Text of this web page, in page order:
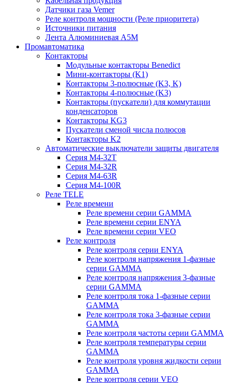
Датчики газа Vemer
Реле контроля мощности (Реле приоритета)
Источники питания
Лента Алюминиевая А5М
Промавтоматика
Контакторы
Модульные контакторы Benedict
Мини-контакторы (K1)
Контакторы 3-полюсные (K3, K)
Контакторы 4-полюсные (K3)
Контакторы (пускатели) для коммутации
конденсаторов
Контакторы KG3
Пускатели сменой числа полюсов
Контакторы K2
Автоматические выключатели защиты двигателя
Серия M4-32T
Серия M4-32R
Серия M4-63R
Серия M4-100R
Реле TELE
Реле времени
Реле времени серии GAMMA
Реле времени серии ENYA
Реле времени серии VEO
Реле контроля
Реле контроля серии ENYA
Реле контроля напряжения 1-фазные
серии GAMMA
Реле контроля напряжения 3-фазные
серии GAMMA
Реле контроля тока 1-фазные серии
GAMMA
Реле контроля тока 3-фазные серии
GAMMA
Реле контроля частоты серии GAMMA
Реле контроля температуры серии
GAMMA
Реле контроля уровня жидкости серии
GAMMA
Реле контроля серии VEO